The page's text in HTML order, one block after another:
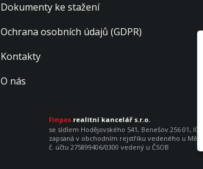
Dokumenty ke stažení
Ochrana osobních údajů (GDPR)
Kontakty
O nás
Finpos realitní kancelář s.r.o.
se sídlem Hodějovského 541, Benešov 256 01, IČO:
zapsaná v obchodním rejstříku vedeného u
č. účtu 275899406/0300 vedený u ČSOB